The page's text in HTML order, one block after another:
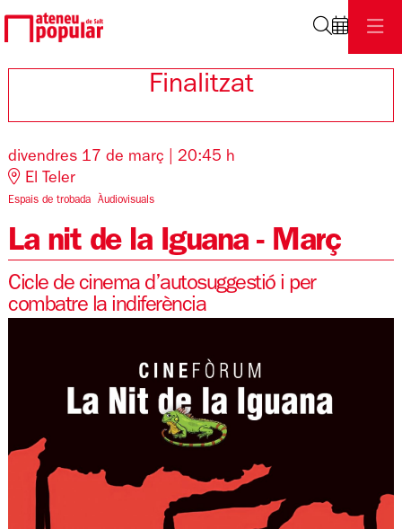
Finalitzat
divendres 17 de març |20:45 h
El Teler
Espais de trobada Àudiovisuals
La nit de la Iguana - Març
Cicle de cinema d’autosuggestió i per
combatre la indiferència